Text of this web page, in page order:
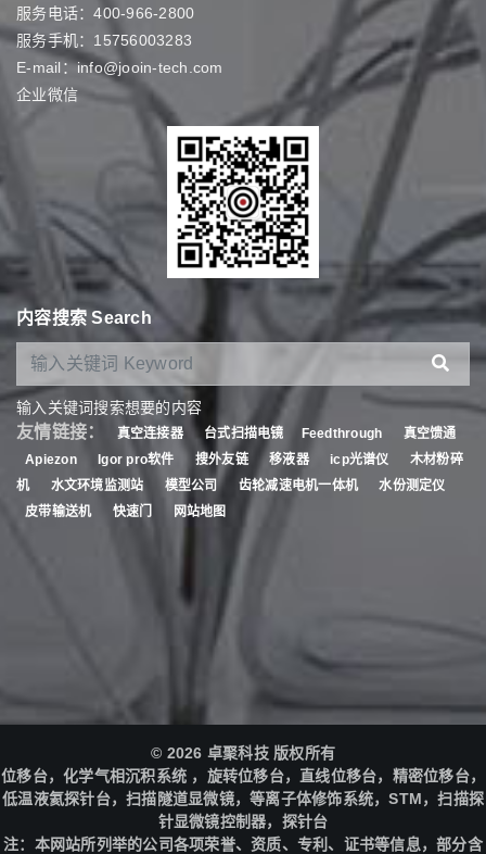
服务电话：400-966-2800
服务手机：15756003283
E-mail：info@jooin-tech.com
企业微信
内容搜索 Search
输入关键词搜索想要的内容
友情链接： 真空连接器 台式扫描电镜 Feedthrough
真空馈通
Apiezon
Igor pro软件 搜外友链 移液器 icp光谱仪
木材粉碎
机
水文环境监测站 模型公司 齿轮减速电机一体机
水份测定仪
皮带输送机
快速门 网站地图
© 2026 卓聚科技 版权所有
位移台，化学气相沉积系统 ，旋转位移台，直线位移台，精密位移台，
低温液氦探针台，扫描隧道显微镜，等离子体修饰系统，STM，扫描探
针显微镜控制器，探针台
注：本网站所列举的公司各项荣誉、资质、专利、证书等信息，部分含